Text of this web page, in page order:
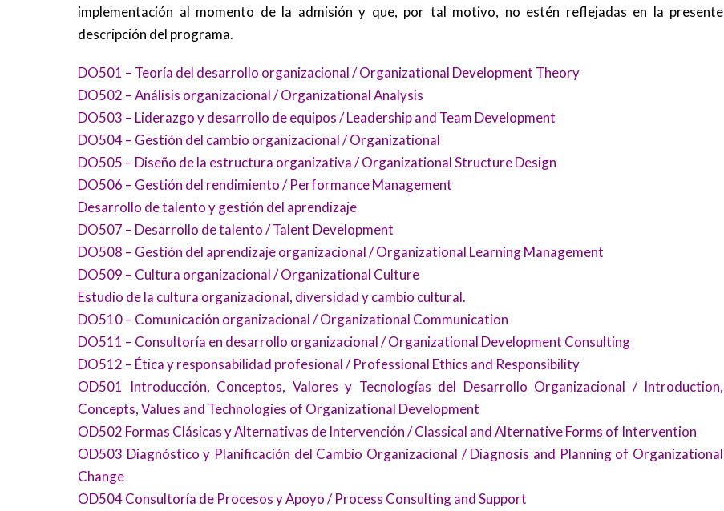
implementación al momento de la admisión y que, por tal motivo, no estén reflejadas en la presente
descripción del programa.
DO501 – Teoría del desarrollo organizacional / Organizational Development Theory
DO502 – Análisis organizacional / Organizational Analysis
DO503 – Liderazgo y desarrollo de equipos / Leadership and Team Development
DO504 – Gestión del cambio organizacional / Organizational
DO505 – Diseño de la estructura organizativa / Organizational Structure Design
DO506 – Gestión del rendimiento / Performance Management
Desarrollo de talento y gestión del aprendizaje
DO507 – Desarrollo de talento / Talent Development
DO508 – Gestión del aprendizaje organizacional / Organizational Learning Management
DO509 – Cultura organizacional / Organizational Culture
Estudio de la cultura organizacional, diversidad y cambio cultural.
DO510 – Comunicación organizacional / Organizational Communication
DO511 – Consultoría en desarrollo organizacional / Organizational Development Consulting
DO512 – Ética y responsabilidad profesional / Professional Ethics and Responsibility
OD501 Introducción, Conceptos, Valores y Tecnologías del Desarrollo Organizacional / Introduction,
Concepts, Values and Technologies of Organizational Development
OD502 Formas Clásicas y Alternativas de Intervención / Classical and Alternative Forms of Intervention
OD503 Diagnóstico y Planificación del Cambio Organizacional / Diagnosis and Planning of Organizational
Change
OD504 Consultoría de Procesos y Apoyo / Process Consulting and Support